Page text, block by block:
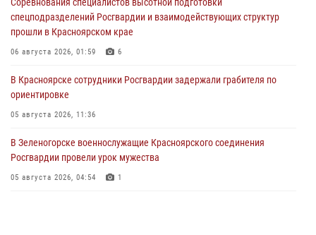
спецподразделений Росгвардии и взаимодействующих структур
прошли в Красноярском крае
06 августа 2026, 01:59 6
В Красноярске сотрудники Росгвардии задержали грабителя по
ориентировке
05 августа 2026, 11:36
В Зеленогорске военнослужащие Красноярского соединения
Росгвардии провели урок мужества
05 августа 2026, 04:54 1